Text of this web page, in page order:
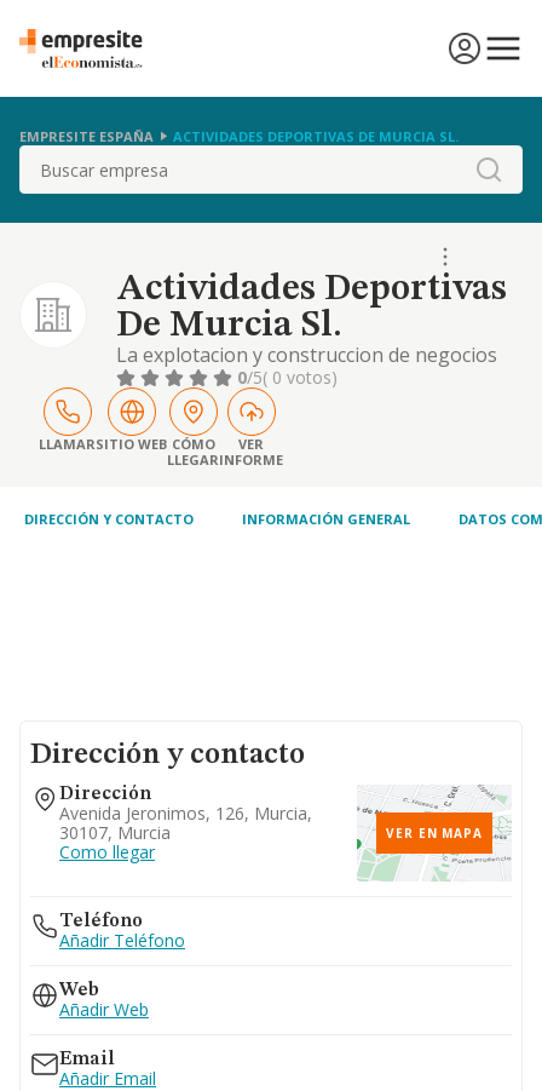
EMPRESITE ESPAÑA ACTIVIDADES DEPORTIVAS DE MURCIA SL.
Buscar
Actividades Deportivas
De Murcia Sl.
La explotacion y construccion de negocios
de instalaciones deportivas, instalaciones de
perfeccionamiento del deporte, (clases
particulares), instalaciones para la
celebracion de espectaculos deportivos,
cafeterias, cafe-bar, restaurante, salas de
0/5( 0 votos)
LLAMARSITIO WEB CÓMO
LLEGAR
VER
INFORME
DIRECCIÓN Y CONTACTO INFORMACIÓN GENERAL DATOS
Dirección y contacto
Dirección
Avenida Jeronimos, 126, Murcia,
30107, Murcia
Como llegar
VER EN MAPA
Teléfono
Añadir Teléfono
Web
Añadir Web
Email
Añadir Email